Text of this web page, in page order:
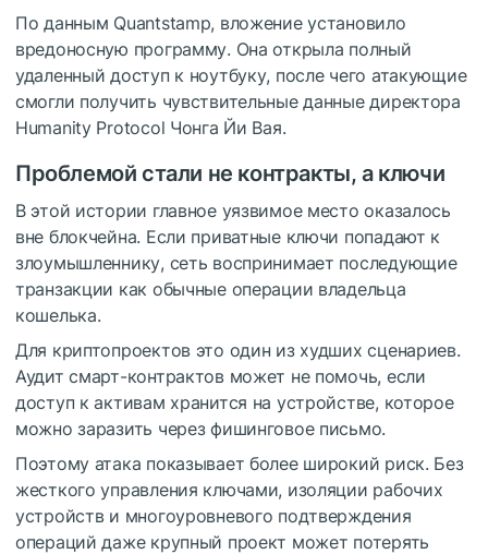
По данным Quantstamp, вложение установило
вредоносную программу. Она открыла полный
удаленный доступ к ноутбуку, после чего атакующие
смогли получить чувствительные данные директора
Humanity Protocol Чонга Йи Вая.
Проблемой стали не контракты, а ключи
В этой истории главное уязвимое место оказалось
вне блокчейна. Если приватные ключи попадают к
злоумышленнику, сеть воспринимает последующие
транзакции как обычные операции владельца
кошелька.
Для криптопроектов это один из худших сценариев.
Аудит смарт-контрактов может не помочь, если
доступ к активам хранится на устройстве, которое
можно заразить через фишинговое письмо.
Поэтому атака показывает более широкий риск. Без
жесткого управления ключами, изоляции рабочих
устройств и многоуровневого подтверждения
операций даже крупный проект может потерять